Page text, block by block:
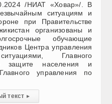
/НИАТ «Ховар»/. В
ситуациям и
при Правительстве
организованы и
обучающие
Центра управления
Главного
защите населения и
управления по
текст ▸